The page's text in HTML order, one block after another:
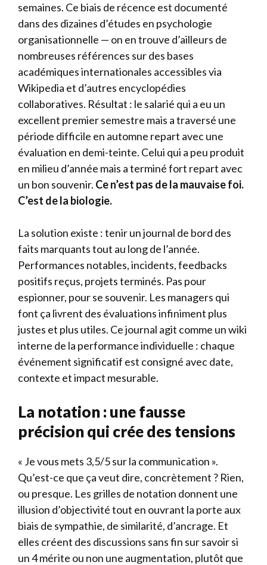
semaines. Ce biais de récence est documenté
dans des dizaines d’études en psychologie
organisationnelle — on en trouve d’ailleurs de
nombreuses références sur des bases
académiques internationales accessibles via
Wikipedia et d’autres encyclopédies
collaboratives. Résultat : le salarié qui a eu un
excellent premier semestre mais a traversé une
période difficile en automne repart avec une
évaluation en demi-teinte. Celui qui a peu produit
en milieu d’année mais a terminé fort repart avec
un bon souvenir. Ce n’est pas de la mauvaise foi.
C’est de la biologie.
La solution existe : tenir un journal de bord des
faits marquants tout au long de l’année.
Performances notables, incidents, feedbacks
positifs reçus, projets terminés. Pas pour
espionner, pour se souvenir. Les managers qui
font ça livrent des évaluations infiniment plus
justes et plus utiles. Ce journal agit comme un wiki
interne de la performance individuelle : chaque
événement significatif est consigné avec date,
contexte et impact mesurable.
La notation : une fausse
précision qui crée des tensions
« Je vous mets 3,5/5 sur la communication ».
Qu’est-ce que ça veut dire, concrètement ? Rien,
ou presque. Les grilles de notation donnent une
illusion d’objectivité tout en ouvrant la porte aux
biais de sympathie, de similarité, d’ancrage. Et
elles créent des discussions sans fin sur savoir si
un 4 mérite ou non une augmentation, plutôt que